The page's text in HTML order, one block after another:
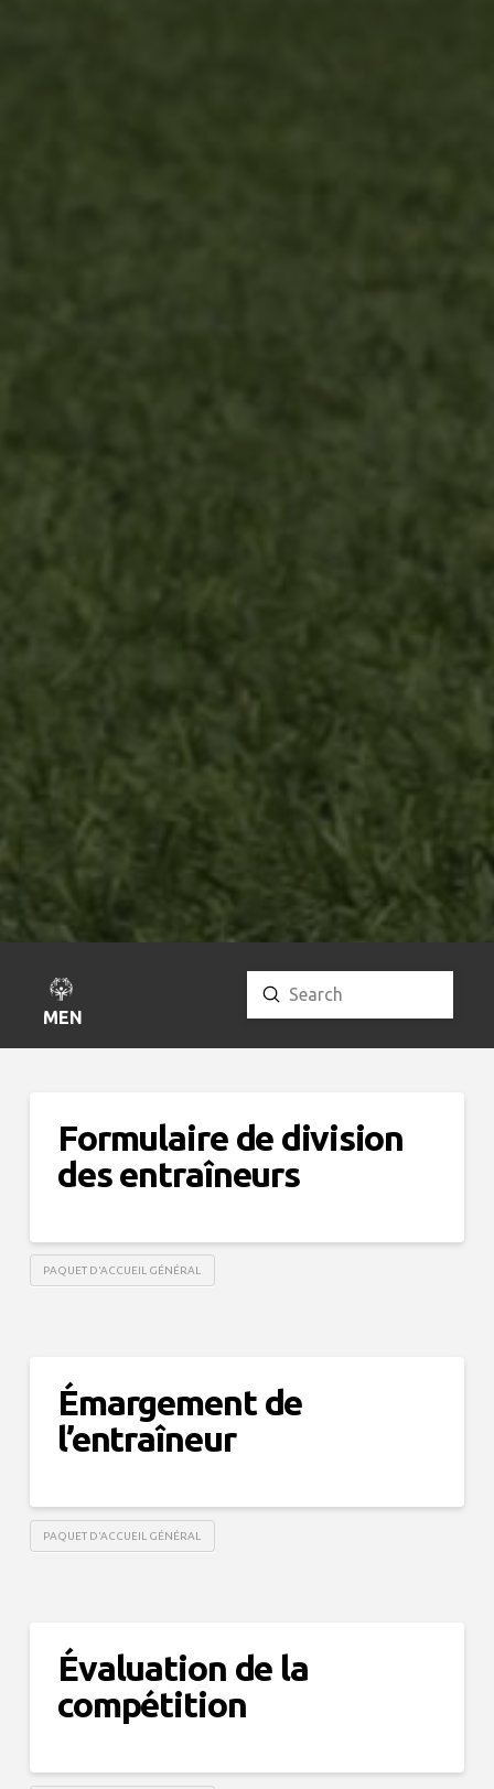
MENU
Search
Submit
Formulaire de division
des entraîneurs
PAQUET D'ACCUEIL GÉNÉRAL
Émargement de
l’entraîneur
PAQUET D'ACCUEIL GÉNÉRAL
Évaluation de la
compétition